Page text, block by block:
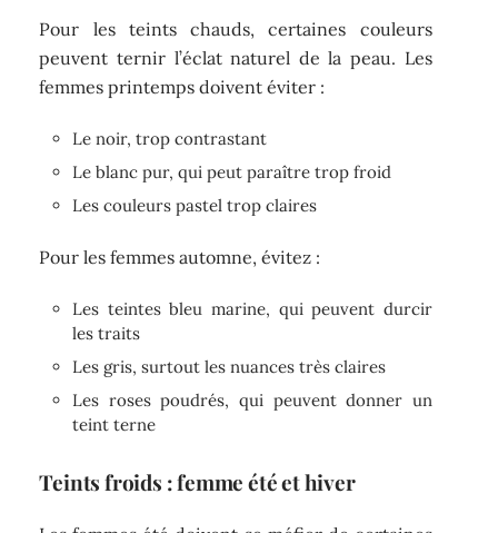
Pour les teints chauds, certaines couleurs
peuvent ternir l’éclat naturel de la peau. Les
femmes printemps doivent éviter :
Le noir, trop contrastant
Le blanc pur, qui peut paraître trop froid
Les couleurs pastel trop claires
Pour les femmes automne, évitez :
Les teintes bleu marine, qui peuvent durcir
les traits
Les gris, surtout les nuances très claires
Les roses poudrés, qui peuvent donner un
teint terne
Teints froids : femme été et hiver